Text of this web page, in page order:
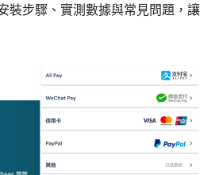
裝步驟、實測數據與常見問題，讓